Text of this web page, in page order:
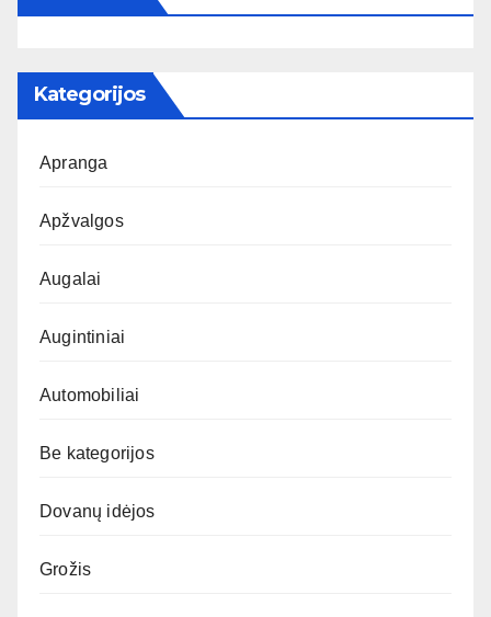
Kategorijos
Apranga
Apžvalgos
Augalai
Augintiniai
Automobiliai
Be kategorijos
Dovanų idėjos
Grožis